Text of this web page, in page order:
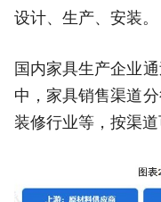
设计、生产、安装。
国内家具生产企业
中，家具销售渠道
装修行业等，按渠